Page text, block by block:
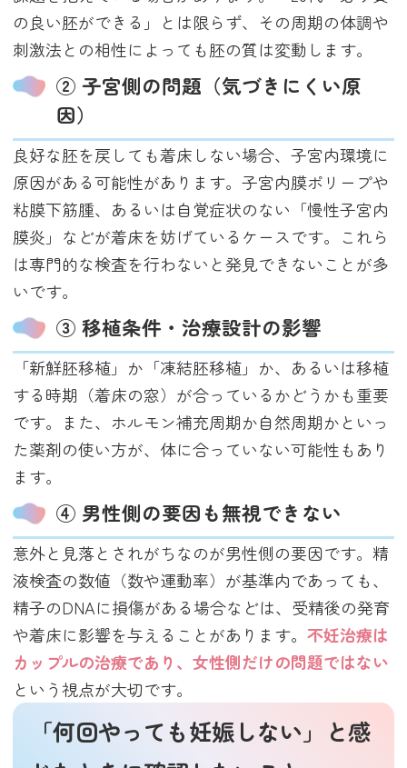
の良い胚ができる」とは限らず、その周期の体調や
刺激法との相性によっても胚の質は変動します。
② 子宮側の問題（気づきにくい原
因）
良好な胚を戻しても着床しない場合、子宮内環境に
原因がある可能性があります。子宮内膜ポリープや
粘膜下筋腫、あるいは自覚症状のない「慢性子宮内
膜炎」などが着床を妨げているケースです。これら
は専門的な検査を行わないと発見できないことが多
いです。
③ 移植条件・治療設計の影響
「新鮮胚移植」か「凍結胚移植」か、あるいは移植
する時期（着床の窓）が合っているかどうかも重要
です。また、ホルモン補充周期か自然周期かといっ
た薬剤の使い方が、体に合っていない可能性もあり
ます。
④ 男性側の要因も無視できない
意外と見落とされがちなのが男性側の要因です。精
液検査の数値（数や運動率）が基準内であっても、
精子のDNAに損傷がある場合などは、受精後の発育
や着床に影響を与えることがあります。不妊治療は
カップルの治療であり、女性側だけの問題ではない
という視点が大切です。
「何回やっても妊娠しない」と感